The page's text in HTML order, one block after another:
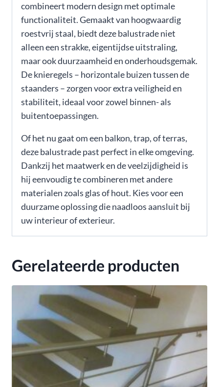
combineert modern design met optimale
functionaliteit. Gemaakt van hoogwaardig
roestvrij staal, biedt deze balustrade niet
alleen een strakke, eigentijdse uitstraling,
maar ook duurzaamheid en onderhoudsgemak.
De knieregels – horizontale buizen tussen de
staanders – zorgen voor extra veiligheid en
stabiliteit, ideaal voor zowel binnen- als
buitentoepassingen.
Of het nu gaat om een balkon, trap, of terras,
deze balustrade past perfect in elke omgeving.
Dankzij het maatwerk en de veelzijdigheid is
hij eenvoudig te combineren met andere
materialen zoals glas of hout. Kies voor een
duurzame oplossing die naadloos aansluit bij
uw interieur of exterieur.
Gerelateerde producten